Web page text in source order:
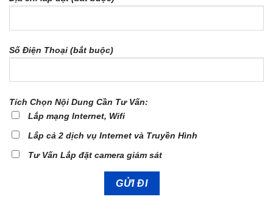
Số Điện Thoại (bắt buộc)
Tích Chọn Nội Dung Cần Tư Vấn:
Lắp mạng Internet, Wifi
Lắp cả 2 dịch vụ Internet và Truyền Hình
Tư Vấn Lắp đặt camera giám sát